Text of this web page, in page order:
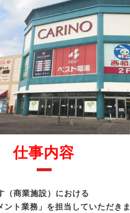
仕事内容
（商業施設）における
ント業務」を担当していただきま